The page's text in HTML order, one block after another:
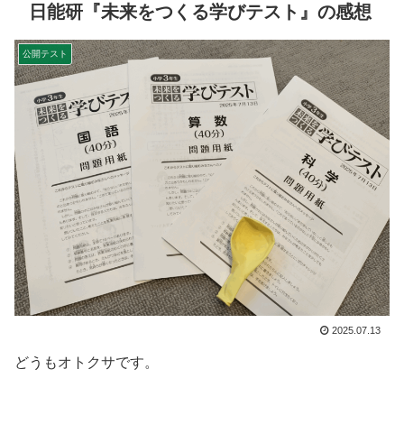
日能研『未来をつくる学びテスト』の感想
公開テスト
2025.07.13
どうもオトクサです。